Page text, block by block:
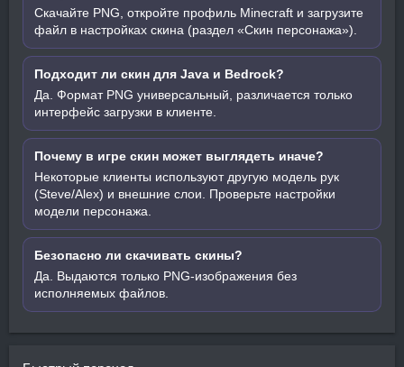
Скачайте PNG, откройте профиль Minecraft и загрузите
файл в настройках скина (раздел «Скин персонажа»).
Подходит ли скин для Java и Bedrock?
Да. Формат PNG универсальный, различается только
интерфейс загрузки в клиенте.
Почему в игре скин может выглядеть иначе?
Некоторые клиенты используют другую модель рук
(Steve/Alex) и внешние слои. Проверьте настройки
модели персонажа.
Безопасно ли скачивать скины?
Да. Выдаются только PNG-изображения без
исполняемых файлов.